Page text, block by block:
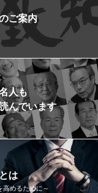
ご案内
人も
んでいます
は
高めるために～